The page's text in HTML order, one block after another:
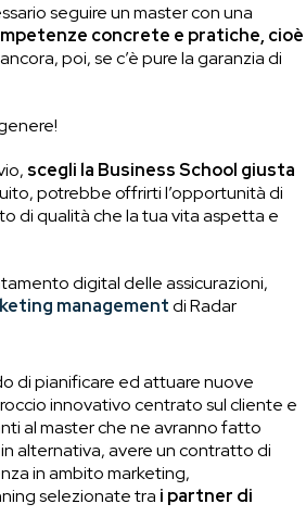
seguire un master con una
concrete e pratiche, cioè
poi, se c’è pure la garanzia di
scegli la Business School giusta
potrebbe offrirti l’opportunità di
di qualità che la tua vita aspetta e
digital delle assicurazioni,
managementdiRadar
di pianificare ed attuare nuove
innovativo centrato sul cliente e
al master che ne avranno fatto
alternativa, avere un contratto di
in ambito marketing,
selezionate tra i partner di